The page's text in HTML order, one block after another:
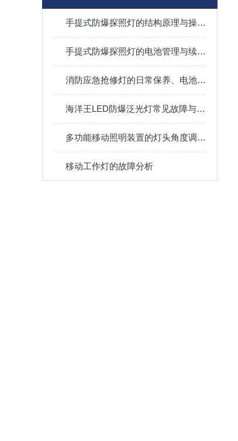
手提式防爆探照灯的结构原理与操作维护全指南
手提式防爆探照灯的电池管理与续航能力优化
消防应急抢修灯的日常保养、电池维护与现场操作规范
海洋王LED防爆泛光灯常见故障与维护保养建议
多功能移动照明装置的灯头角度调节与聚泛光切换技巧
移动工作灯的故障分析